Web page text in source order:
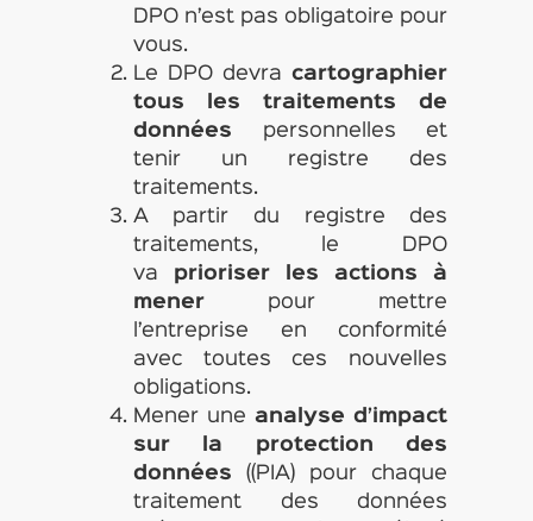
DPO n’est pas obligatoire pour
vous.
Le DPO devracartographier
tous les traitements de
données personnelles et
tenir un registre des
traitements.
A partir du registre des
traitements, le DPO
va prioriser les actions à
menerpour mettre
l’entreprise en conformité
avec toutes ces nouvelles
obligations.
Mener uneanalyse d’impact
sur la protection des
données ((PIA) pour chaque
traitement des données